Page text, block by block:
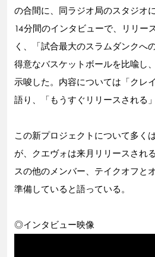
の合間に、同ラジオ局のスタジオ
14分間のインタビューで、リリー
く、「試合最大のスラムダンクへ
得意なバスケットボールを比喩し
示唆した。内容については「クレ
語り、「もうすぐリリースされる
この新プロジェクトについて多く
が、クエヴォは来月リリースされ
スの他のメンバー、テイクオフと
準備していると語っている。
◎インタビュー映像